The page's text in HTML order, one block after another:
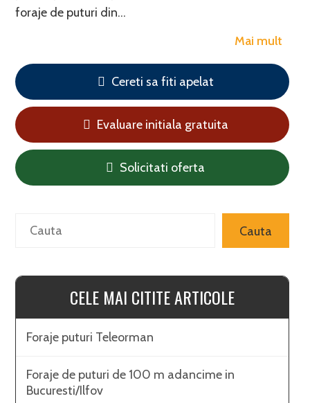
foraje de puturi din…
Mai mult
Cereti sa fiti apelat
Evaluare initiala gratuita
Solicitati oferta
Search Cauta
CELE MAI CITITE ARTICOLE
Foraje puturi Teleorman
Foraje de puturi de 100 m adancime in
Bucuresti/Ilfov